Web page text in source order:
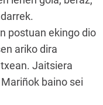
postuan ekingo dio
ariko dira
Jaitsiera
baino sei